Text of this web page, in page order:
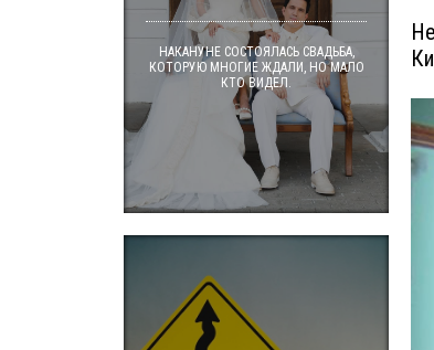
НАКАНУНЕ СОСТОЯЛАСЬ СВАДЬБА,
КОТОРУЮ МНОГИЕ ЖДАЛИ, НО МАЛО
КТО ВИДЕЛ.